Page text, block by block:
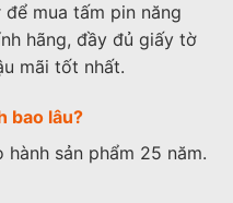
mua tấm pin năng
hãng, đầy đủ giấy tờ
mãi tốt nhất.
bao lâu?
sản phẩm 25 năm.